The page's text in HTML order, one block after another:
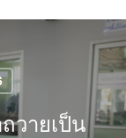
วายเป็น